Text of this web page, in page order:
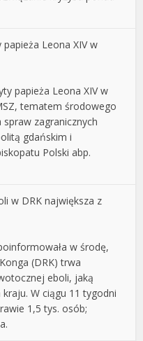
Leona XIV w
papieża Leona XIV w
tematem środowego
zagranicznych
gdańskim i
Polski abp.
w DRK największa z
w środę,
(DRK) trwa
eboli, jaką
W ciągu 11 tygodni
1,5 tys. osób;